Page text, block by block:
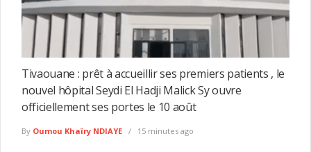
Tivaouane : prêt à accueillir ses premiers patients , le
nouvel hôpital Seydi El Hadji Malick Sy ouvre
officiellement ses portes le 10 août
By Oumou Khaïry NDIAYE 15 minutes ago